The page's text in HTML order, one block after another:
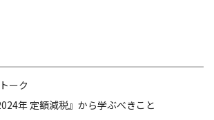
ーク
年 定額減税』から学ぶべきこと